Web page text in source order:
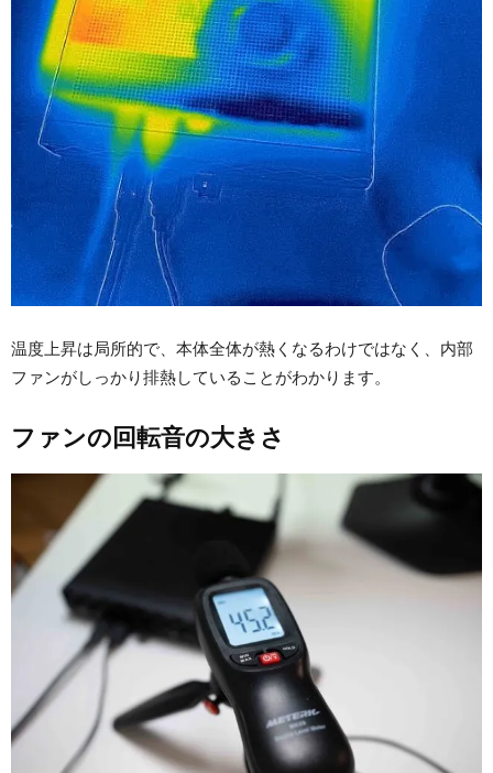
温度上昇は局所的で、本体全体が熱くなるわけではなく、内部
ファンがしっかり排熱していることがわかります。
ファンの回転音の大きさ